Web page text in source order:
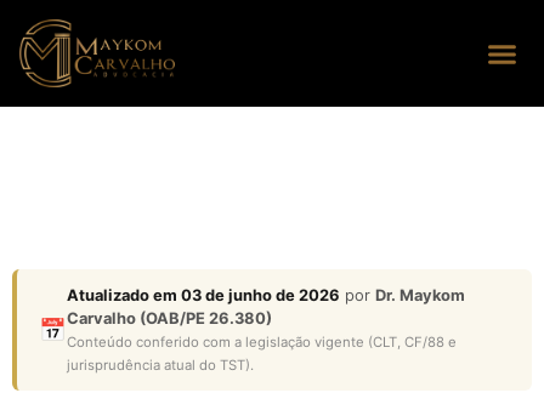
📅
Atualizado em 03 de junho de 2026 por Dr. Maykom
Carvalho (OAB/PE 26.380)
Conteúdo conferido com a legislação vigente (CLT, CF/88 e
jurisprudência atual do TST).